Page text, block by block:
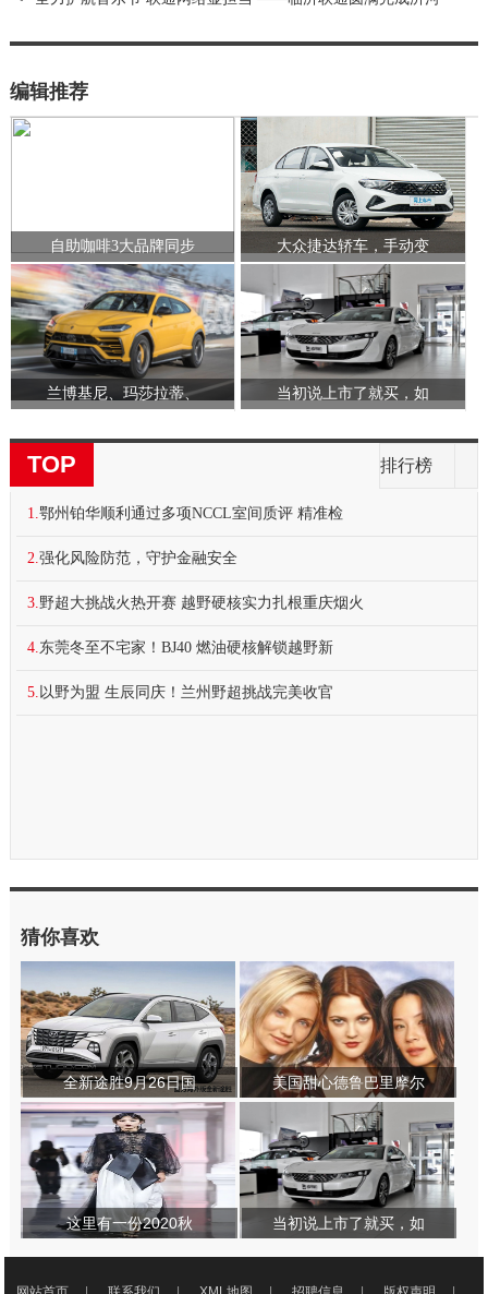
编辑推荐
自助咖啡3大品牌同步 大众捷达轿车，手动变
兰博基尼、玛莎拉蒂、 当初说上市了就买，如
TOP 排行榜
1.鄂州铂华顺利通过多项NCCL室间质评 精准检
2.强化风险防范，守护金融安全
3.野超大挑战火热开赛 越野硬核实力扎根重庆烟火
4.东莞冬至不宅家！BJ40 燃油硬核解锁越野新
5. 以野为盟 生辰同庆！兰州野超挑战完美收官
猜你喜欢
全新途胜9月26日国 美国甜心德鲁巴里摩尔
这里有一份2020秋 当初说上市了就买，如